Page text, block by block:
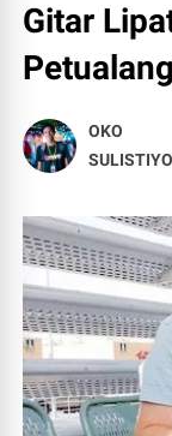
Gitar
Petualang
OKO
SULISTIYO